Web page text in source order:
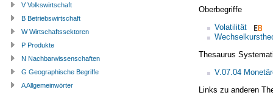
Oberbegriffe
Volatilität
Thesaurus
V.07.04
Links zu anderen
V Volkswirtschaft
B Betriebswirtschaft
W Wirtschaftssektoren
P Produkte
N Nachbarwissenschaften
G Geographische Begriffe
A Allgemeinwörter